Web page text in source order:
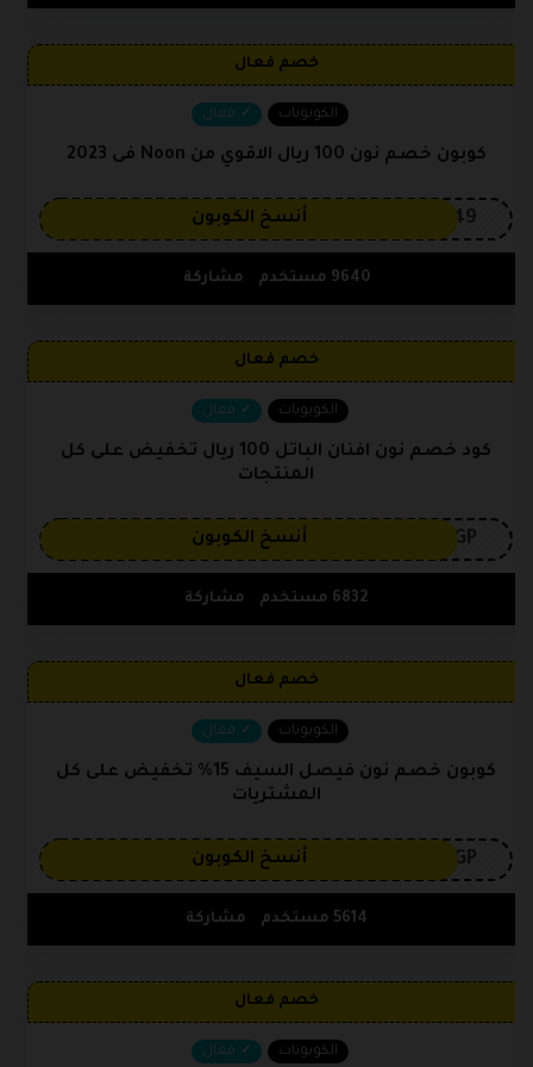
خصم فعال
الكوبونات فعال
كوبون خصم نون 100 ريال الاقوي من Noon فى 2023
OP149 أنسخ الكوبون
9640 مستخدم مشاركة
خصم فعال
الكوبونات فعال
كود خصم نون افنان الباتل 100 ريال تخفيض على كل
المنتجات
3GP أنسخ الكوبون
6832 مستخدم مشاركة
خصم فعال
الكوبونات فعال
كوبون خصم نون فيصل السيف 15% تخفيض على كل
المشتريات
3GP أنسخ الكوبون
5614 مستخدم مشاركة
خصم فعال
الكوبونات فعال